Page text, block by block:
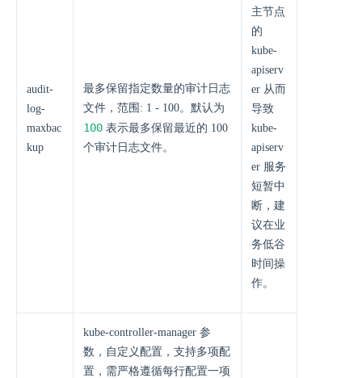
audit-
log-
maxbac
kup
最多保留指定数量的审计日志
文件，范围: 1 - 100。默认为
100 表示最多保留最近的 100
个审计日志文件。
主节点
的
kube-
apiserv
er 从而
导致
kube-
apiserv
er 服务
短暂中
断，建
议在业
务低谷
时间操
作。
kube-controller-manager 参
数，自定义配置，支持多项配
置，需严格遵循每行配置一项